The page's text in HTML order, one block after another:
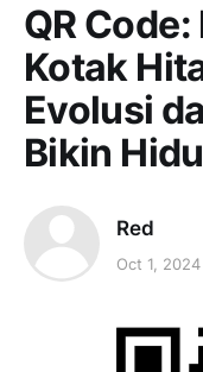
QR
Kotak
Evolusi
Bikin
Red
Oct 1, 2024